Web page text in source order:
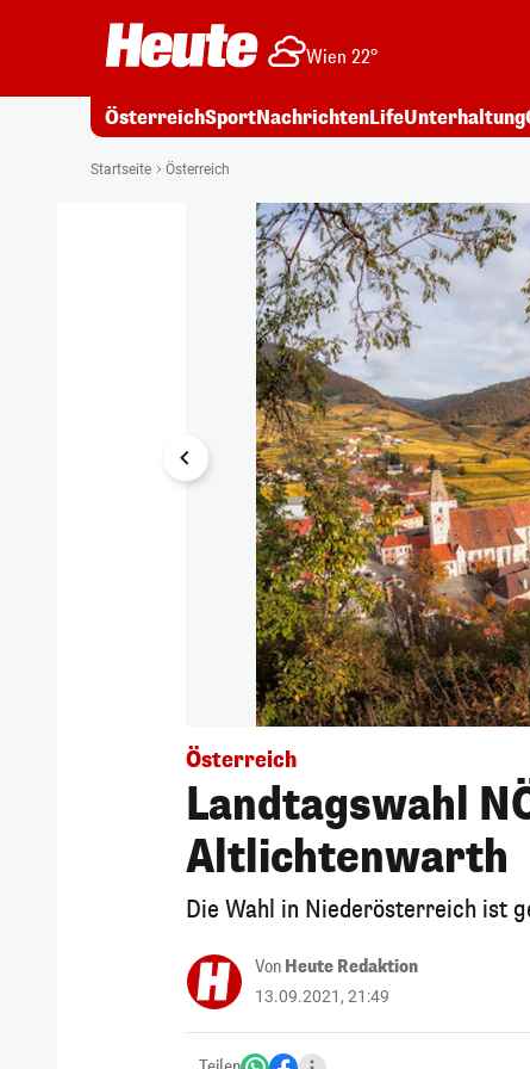
Wien 22°
ÖsterreichSportNachrichtenLifeUnterhaltung
Startseite Österreich
Österreich
Landtagswahl
Altlichtenwarth
Die Wahl in Niederösterreich ist
Von Heute Redaktion
13.09.2021, 21:49